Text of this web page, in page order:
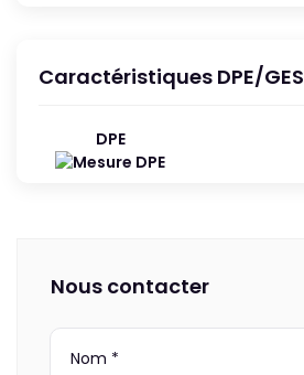
Caractéristiques DPE/GES
DPE
Nous contacter